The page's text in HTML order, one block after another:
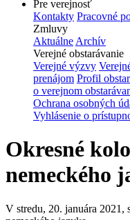
Pre verejnosť
Kontakty Pracovné
Zmluvy
Aktuálne Archív
Verejné obstarávanie
Verejné výzvy
prenájom Profil
o verejnom
Ochrana osobných
Vyhlásenie o
Okresné
nemeckého
V stredu, 20. januára